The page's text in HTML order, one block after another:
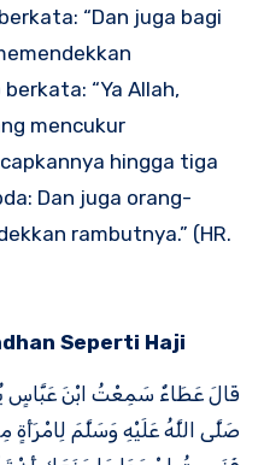
“Dan juga bagi
“Ya Allah,
mencukur
hingga tiga
Dan juga orang-
rambutnya.” (HR.
Seperti Haji
قَالَ عَطَاءٌ سَمِعْتُ ابْنَ عَبَّاسٍ
صَلَّى اللَّهُ عَلَيْهِ وَسَلَّمَ لِامْرَأَةٍ